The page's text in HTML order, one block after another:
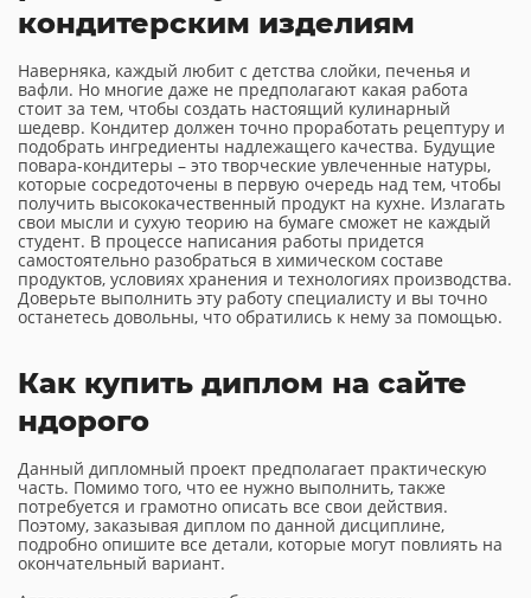
кондитерским изделиям
Наверняка, каждый любит с детства слойки, печенья и
вафли. Но многие даже не предполагают какая работа
стоит за тем, чтобы создать настоящий кулинарный
шедевр. Кондитер должен точно проработать рецептуру и
подобрать ингредиенты надлежащего качества. Будущие
повара-кондитеры – это творческие увлеченные натуры,
которые сосредоточены в первую очередь над тем, чтобы
получить высококачественный продукт на кухне. Излагать
свои мысли и сухую теорию на бумаге сможет не каждый
студент. В процессе написания работы придется
самостоятельно разобраться в химическом составе
продуктов, условиях хранения и технологиях производства.
Доверьте выполнить эту работу специалисту и вы точно
останетесь довольны, что обратились к нему за помощью.
Как купить диплом на сайте
ндорого
Данный дипломный проект предполагает практическую
часть. Помимо того, что ее нужно выполнить, также
потребуется и грамотно описать все свои действия.
Поэтому, заказывая диплом по данной дисциплине,
подробно опишите все детали, которые могут повлиять на
окончательный вариант.